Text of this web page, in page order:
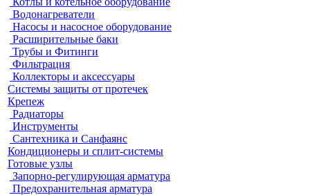
Водонагреватели
Насосы и насосное оборудование
Расширительные баки
Трубы и Фитинги
Фильтрация
Коллекторы и аксессуары
Системы защиты от протечек
Крепеж
Радиаторы
Инструменты
Сантехника и Санфаянс
Кондиционеры и сплит-системы
Готовые узлы
Запорно-регулирующая арматура
Предохранительная арматура